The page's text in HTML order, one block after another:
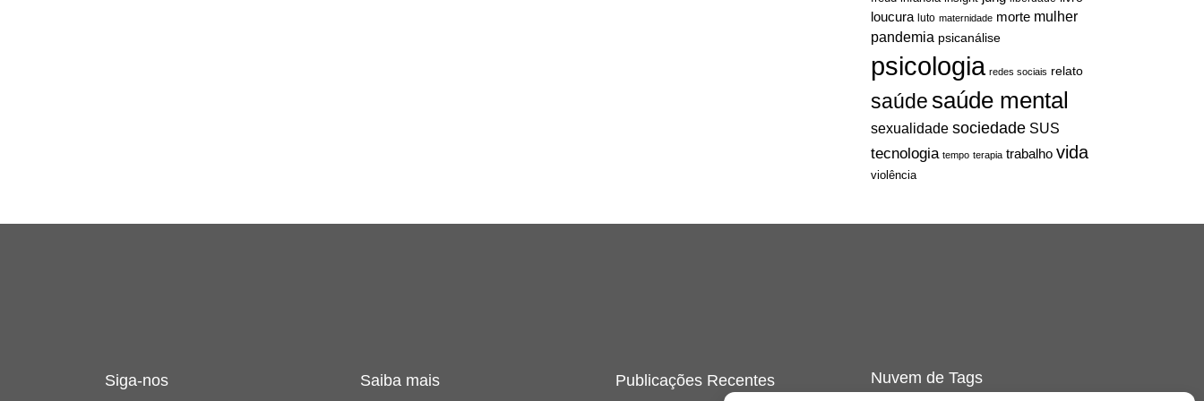
loucura luto maternidade morte mulher
pandemia psicanálise
psicologia redes sociais relato
saúdesaúde mental
sexualidade sociedade SUS
tecnologia tempo terapia trabalho vida
violência
Siga-nos Saiba mais Publicações Recentes Nuvem de Tags